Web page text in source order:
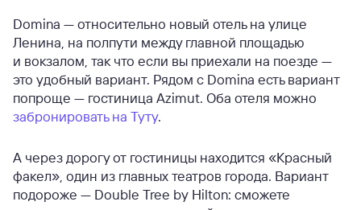
Domina — относительно новый отель на улице
Ленина, на полпути между главной площадью
и вокзалом, так что если вы приехали на поезде —
это удобный вариант. Рядом с Domina есть вариант
попроще — гостиница Azimut. Оба отеля можно
забронировать на Туту.
А через дорогу от гостиницы находится «Красный
факел», один из главных театров города. Вариант
подороже — Double Tree by Hilton: сможете